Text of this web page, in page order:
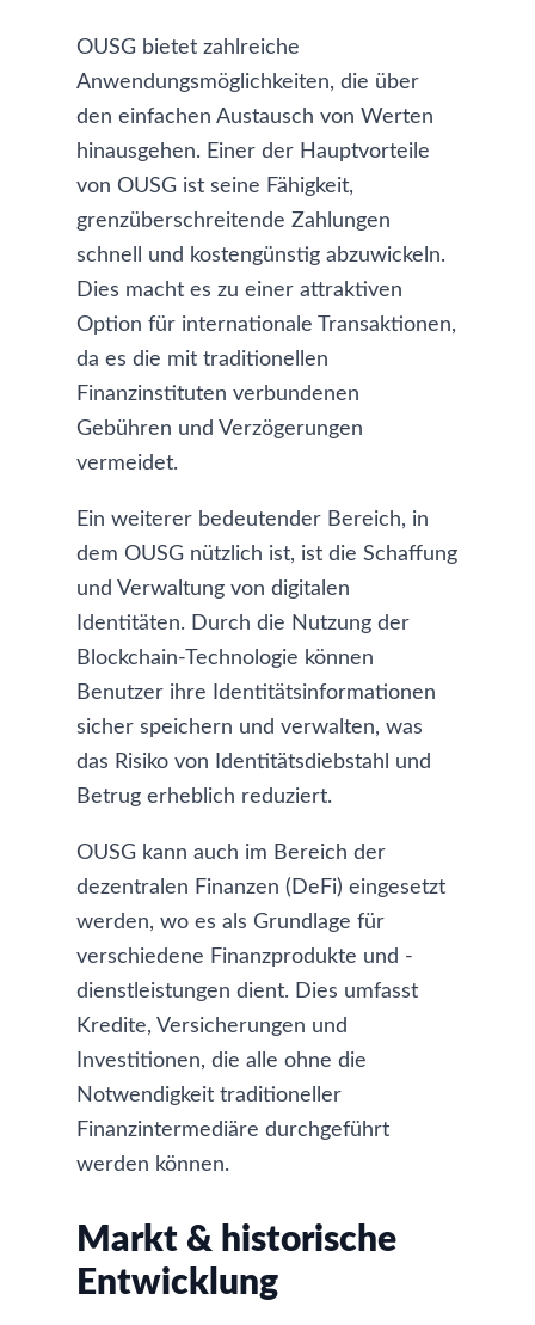
OUSG bietet zahlreiche
Anwendungsmöglichkeiten, die über
den einfachen Austausch von Werten
hinausgehen. Einer der Hauptvorteile
von OUSG ist seine Fähigkeit,
grenzüberschreitende Zahlungen
schnell und kostengünstig abzuwickeln.
Dies macht es zu einer attraktiven
Option für internationale Transaktionen,
da es die mit traditionellen
Finanzinstituten verbundenen
Gebühren und Verzögerungen
vermeidet.
Ein weiterer bedeutender Bereich, in
dem OUSG nützlich ist, ist die Schaffung
und Verwaltung von digitalen
Identitäten. Durch die Nutzung der
Blockchain-Technologie können
Benutzer ihre Identitätsinformationen
sicher speichern und verwalten, was
das Risiko von Identitätsdiebstahl und
Betrug erheblich reduziert.
OUSG kann auch im Bereich der
dezentralen Finanzen (DeFi) eingesetzt
werden, wo es als Grundlage für
verschiedene Finanzprodukte und -
dienstleistungen dient. Dies umfasst
Kredite, Versicherungen und
Investitionen, die alle ohne die
Notwendigkeit traditioneller
Finanzintermediäre durchgeführt
werden können.
Markt & historische
Entwicklung